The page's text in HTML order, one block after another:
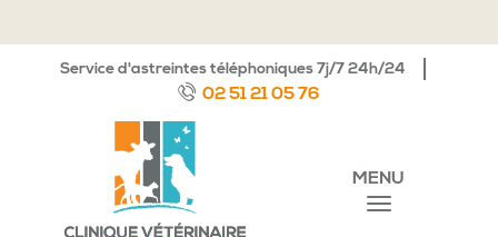
MENU
Service d'astreintes téléphoniques 7j/7 24h/24
02 51 21 05 76